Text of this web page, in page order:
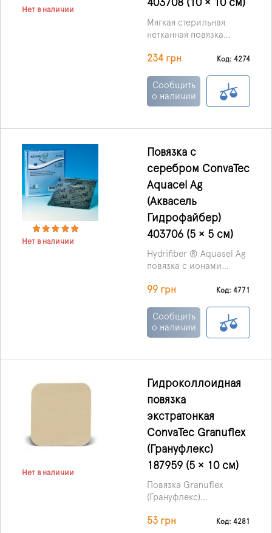
Нет в наличии
403708 (10 × 10 см)
Мягкая стерильная
нетканная повязка
с серебром обладает
антимикробными
свойствами, но также и
высокой
способностью.
234 грн Код: 4274
Сообщить
о наличии
Нет в наличии
Повязка с
серебром ConvaTec
Aquacel Ag
(Аквасель
Гидрофайбер)
403706 (5 × 5 см)
Hydrifiber ® Aquasel Ag
повязка с ионами
ConvaTec
перевязочный материал
с антибактериальными
и абсорбирующими
представляющий
собой мягкие нетканые
пластины или тесьму.
99 грн Код: 4771
Сообщить
о наличии
Нет в наличии
Гидроколлоидная
повязка
экстратонкая
ConvaTec Granuflex
(Грануфлекс)
187959 (5 × 10 см)
Повязка Granuflex
(Грануфлекс)
экстра тонкая,
53 грн Код: 4281